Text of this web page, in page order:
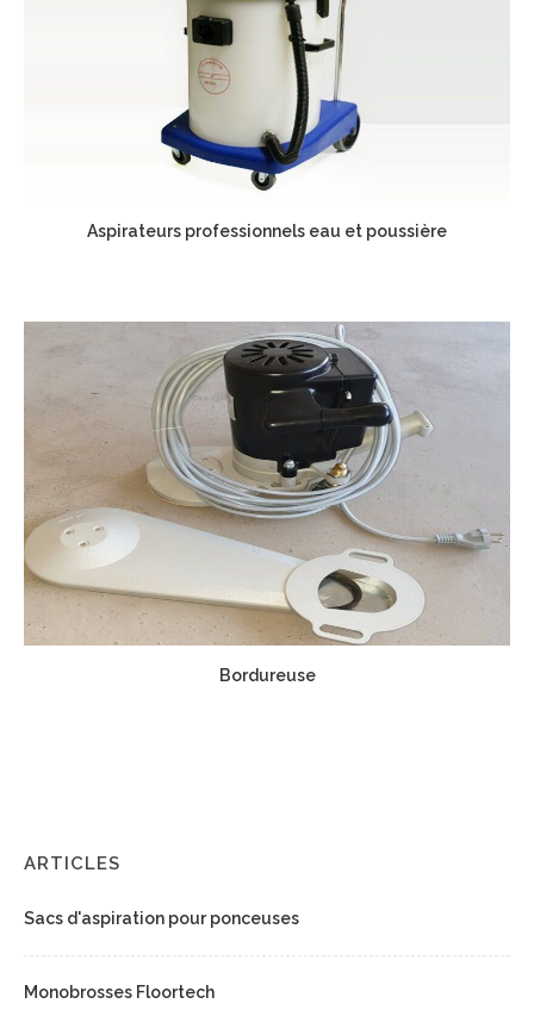
Aspirateurs professionnels eau et poussière
Bordureuse
ARTICLES
Sacs d'aspiration pour ponceuses
Monobrosses Floortech